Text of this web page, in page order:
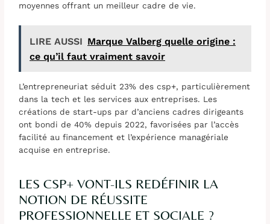
moyennes offrant un meilleur cadre de vie.
LIRE AUSSI Marque Valberg quelle origine :
ce qu’il faut vraiment savoir
L’entrepreneuriat séduit 23% des csp+, particulièrement
dans la tech et les services aux entreprises. Les
créations de start-ups par d’anciens cadres dirigeants
ont bondi de 40% depuis 2022, favorisées par l’accès
facilité au financement et l’expérience managériale
acquise en entreprise.
LES CSP+ VONT-ILS REDÉFINIR LA
NOTION DE RÉUSSITE
PROFESSIONNELLE ET SOCIALE ?